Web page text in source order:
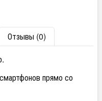
Отзывы (0)
прямо со